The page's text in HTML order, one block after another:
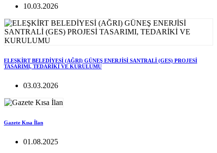
10.03.2026
ELEŞKİRT BELEDİYESİ (AĞRI) GÜNEŞ ENERJİSİ SANTRALİ (GES) PROJESİ
TASARIMI, TEDARİKİ VE KURULUMU
03.03.2026
Gazete Kısa İlan
01.08.2025